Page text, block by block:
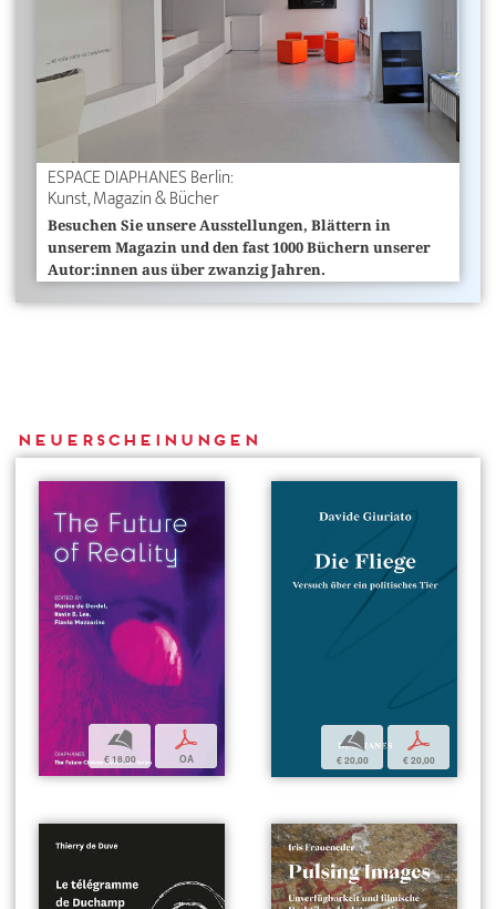
ESPACE DIAPHANES Berlin:
Kunst, Magazin & Bücher
Besuchen Sie unsere Ausstellungen, Blättern in
unserem Magazin und den fast 1000 Büchern unserer
Autor:innen aus über zwanzig Jahren.
Neuerscheinungen
b
€ 18,00
p
OA
b
€ 20,00
p
€ 20,00